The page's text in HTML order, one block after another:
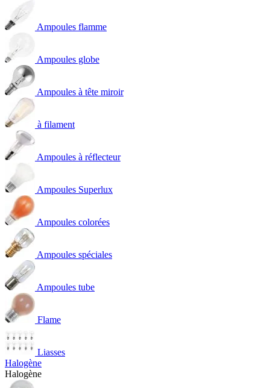
Ampoules flamme
Ampoules globe
Ampoules à tête miroir
à filament
Ampoules à réflecteur
Ampoules Superlux
Ampoules colorées
Ampoules spéciales
Ampoules tube
Flame
Liasses
Halogène
Halogène